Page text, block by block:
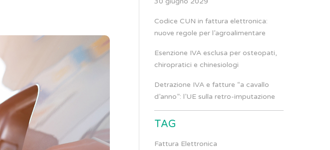
Codice CUN in fattura elettronica:
nuove regole per l’agroalimentare
Esenzione IVA esclusa per osteopati,
chiropratici e chinesiologi
Detrazione IVA e fatture “a cavallo
d’anno”: l’UE sulla retro-imputazione
TAG
Fattura Elettronica